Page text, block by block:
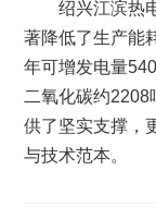
绍兴江滨热
著降低了生产能
年可增发电量
二氧化碳约
供了坚实支撑，
与技术范本。